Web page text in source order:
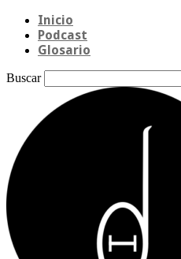
Inicio
Podcast
Glosario
Buscar